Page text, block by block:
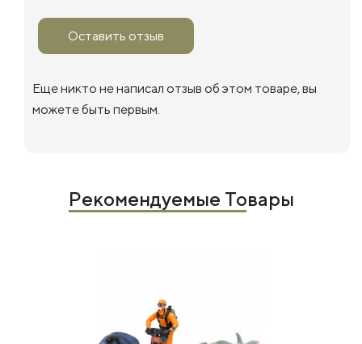
Оставить отзыв
Еще никто не написал отзыв об этом товаре, вы
можете быть первым.
Рекомендуемые Товары